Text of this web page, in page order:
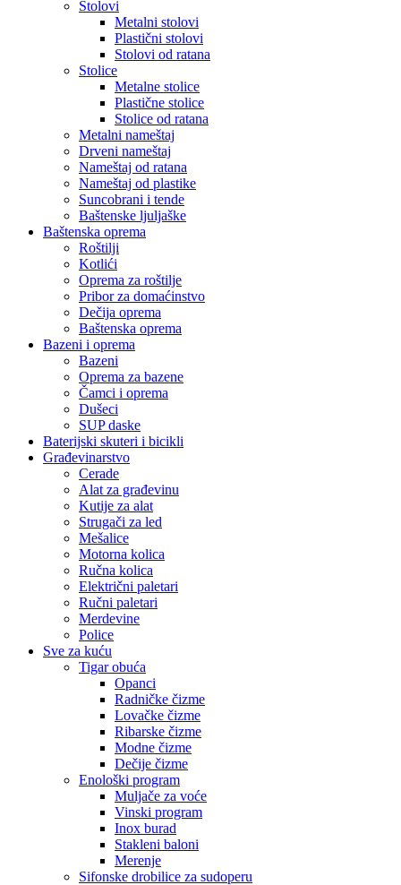
Stolovi
Metalni stolovi
Plastični stolovi
Stolovi od ratana
Stolice
Metalne stolice
Plastične stolice
Stolice od ratana
Metalni nameštaj
Drveni nameštaj
Nameštaj od ratana
Nameštaj od plastike
Suncobrani i tende
Baštenske ljuljaške
Baštenska oprema
Roštilji
Kotlići
Oprema za roštilje
Pribor za domaćinstvo
Dečija oprema
Baštenska oprema
Bazeni i oprema
Bazeni
Oprema za bazene
Čamci i oprema
Dušeci
SUP daske
Baterijski skuteri i bicikli
Građevinarstvo
Cerade
Alat za građevinu
Kutije za alat
Strugači za led
Mešalice
Motorna kolica
Ručna kolica
Električni paletari
Ručni paletari
Merdevine
Police
Sve za kuću
Tigar obuća
Opanci
Radničke čizme
Lovačke čizme
Ribarske čizme
Modne čizme
Dečije čizme
Enološki program
Muljače za voće
Vinski program
Inox burad
Stakleni baloni
Merenje
Sifonske drobilice za sudoperu